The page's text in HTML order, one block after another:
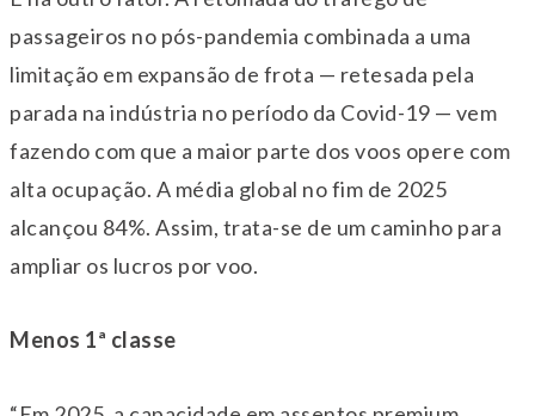
passageiros no pós-pandemia combinada a uma
limitação em expansão de frota — retesada pela
parada na indústria no período da Covid-19 — vem
fazendo com que a maior parte dos voos opere com
alta ocupação. A média global no fim de 2025
alcançou 84%. Assim, trata-se de um caminho para
ampliar os lucros por voo.
Menos 1ª classe